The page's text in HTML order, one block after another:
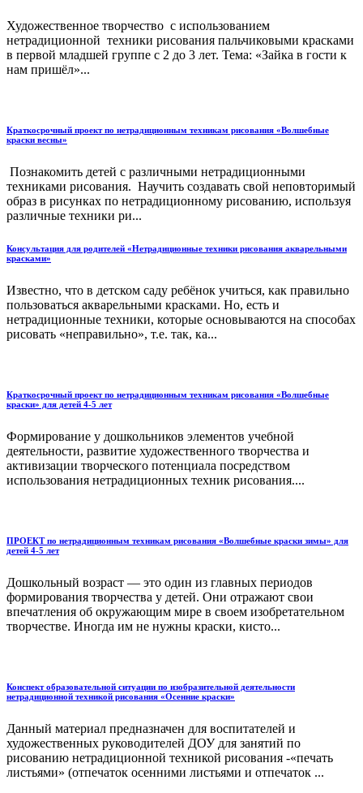
Художественное творчество с использованием
нетрадиционной техники рисования пальчиковыми красками
в первой младшей группе с 2 до 3 лет. Тема: «Зайка в гости к
нам пришёл»...
Краткосрочный проект по нетрадиционным техникам рисования «Волшебные
краски весны»
Познакомить детей с различными нетрадиционными
техниками рисования. Научить создавать свой неповторимый
образ в рисунках по нетрадиционному рисованию, используя
различные техники ри...
Консультация для родителей «Нетрадиционные техники рисования акварельными
красками»
Известно, что в детском саду ребёнок учиться, как правильно
пользоваться акварельными красками. Но, есть и
нетрадиционные техники, которые основываются на способах
рисовать «неправильно», т.е. так, ка...
Краткосрочный проект по нетрадиционным техникам рисования «Волшебные
краски» для детей 4-5 лет
Формирование у дошкольников элементов учебной
деятельности, развитие художественного творчества и
активизации творческого потенциала посредством
использования нетрадиционных техник рисования....
ПРОЕКТ по нетрадиционным техникам рисования «Волшебные краски зимы» для
детей 4-5 лет
Дошкольный возраст — это один из главных периодов
формирования творчества у детей. Они отражают свои
впечатления об окружающим мире в своем изобретательном
творчестве. Иногда им не нужны краски, кисто...
Конспект образовательной ситуации по изобразительной деятельности
нетрадиционной техникой рисования «Осенние краски»
Данный материал предназначен для воспитателей и
художественных руководителей ДОУ для занятий по
рисованию нетрадиционной техникой рисования -«печать
листьями» (отпечаток осенними листьями и отпечаток ...